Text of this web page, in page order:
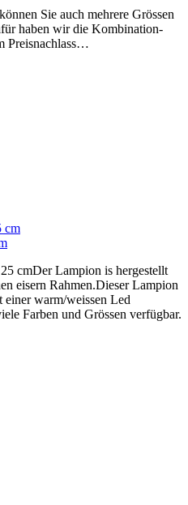
Sie auch mehrere Grössen
haben wir die Kombination-
Preisnachlass…
cmDer Lampion is hergestellt
eisern Rahmen.Dieser Lampion
einer warm/weissen Led
Farben und Grössen verfügbar.